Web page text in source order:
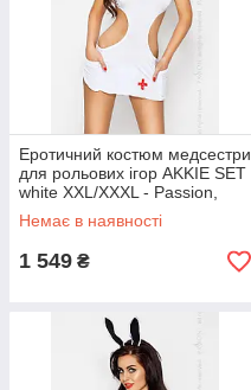
Еротичний костюм медсестри
для рольових ігор AKKIE SET
white XXL/XXXL - Passion,
сорочка, трусики, шапочка
Немає в наявності
1 549 ₴